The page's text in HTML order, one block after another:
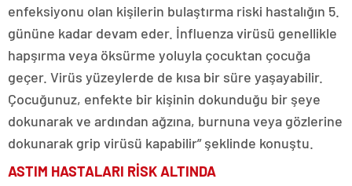
enfeksiyonu olan kişilerin bulaştırma riski hastalığın 5.
gününe kadar devam eder. İnfluenza virüsü genellikle
hapşırma veya öksürme yoluyla çocuktan çocuğa
geçer. Virüs yüzeylerde de kısa bir süre yaşayabilir.
Çocuğunuz, enfekte bir kişinin dokunduğu bir şeye
dokunarak ve ardından ağzına, burnuna veya gözlerine
dokunarak grip virüsü kapabilir” şeklinde konuştu.
ASTIM HASTALARI RİSK ALTINDA